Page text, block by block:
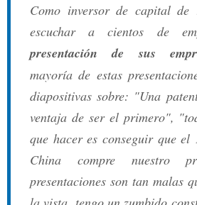
Como inversor de capital de
escuchar a cientos de
presentación de sus
mayoría de estas
diapositivas sobre: "Una
ventaja de ser el primero",
que hacer es conseguir que el
China compre nuestro
presentaciones son tan malas